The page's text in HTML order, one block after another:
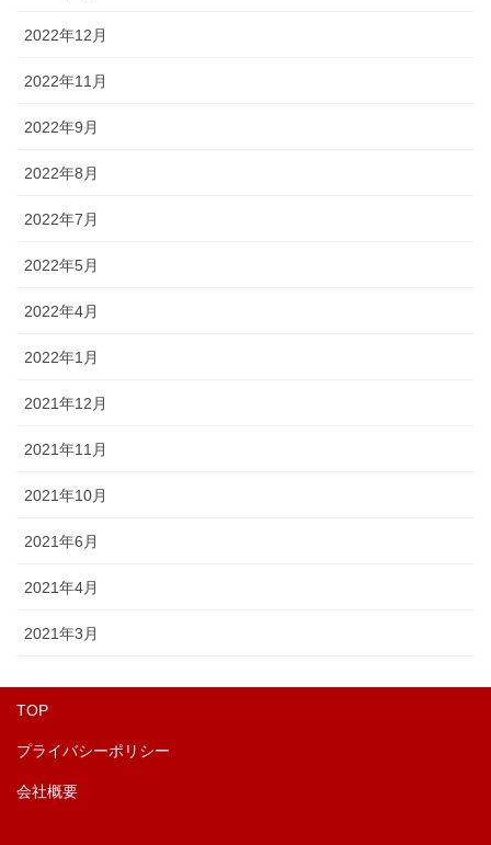
2022年12月
2022年11月
2022年9月
2022年8月
2022年7月
2022年5月
2022年4月
2022年1月
2021年12月
2021年11月
2021年10月
2021年6月
2021年4月
2021年3月
TOP
プライバシーポリシー
会社概要